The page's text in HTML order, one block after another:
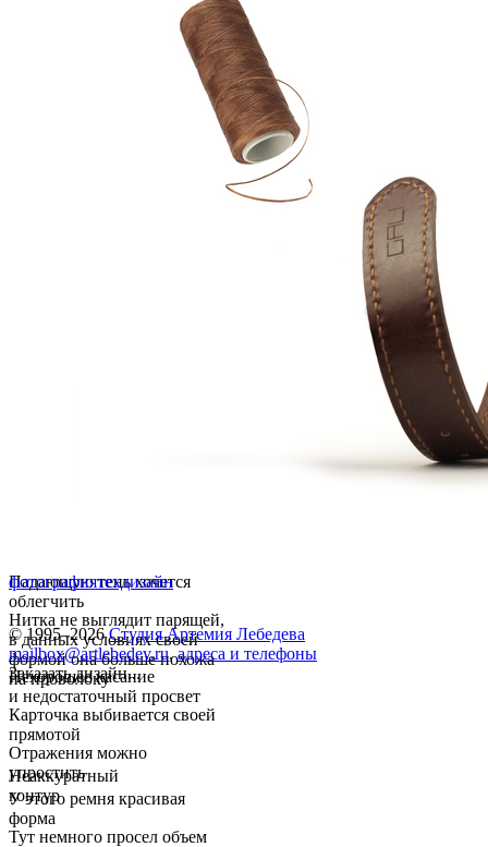
Падающую тень хочется
облегчить
Нитка не выглядит парящей,
в данных условиях своей
формой она больше похожа
на проволоку
Нехорошее касание
и недостаточный просвет
Карточка выбивается своей
прямотой
Отражения можно
упростить
Неаккуратный
контур
У этого ремня красивая
форма
Тут немного просел объем
фотографиятехдизайн
© 1995–2026 Студия Артемия Лебедева
mailbox@artlebedev.ru, адреса и телефоны
Заказать дизайн...